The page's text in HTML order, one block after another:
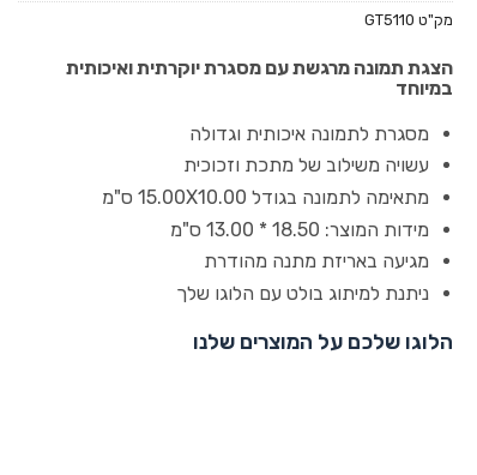
מק"ט GT5110
הצגת תמונה מרגשת עם מסגרת יוקרתית ואיכותית
במיוחד
מסגרת לתמונה איכותית וגדולה
עשויה משילוב של מתכת וזכוכית
מתאימה לתמונה בגודל 15.00X10.00 ס"מ
מידות המוצר: 18.50 * 13.00 ס"מ
מגיעה באריזת מתנה מהודרת
ניתנת למיתוג בולט עם הלוגו שלך
הלוגו שלכם על המוצרים שלנו